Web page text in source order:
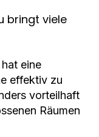
bringt viele
eine
effektiv zu
vorteilhaft
Räumen